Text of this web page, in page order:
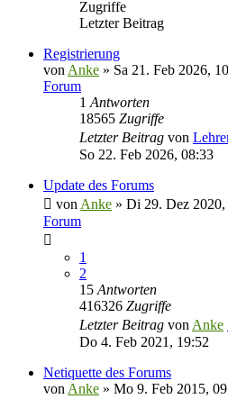
Zugriffe
Letzter Beitrag
Registrierung
von Anke » Sa 21. Feb 2026,
Forum
1 Antworten
18565 Zugriffe
Letzter Beitrag von
So 22. Feb 2026, 08:33
Update des Forums
von Anke » Di 29. Dez 2020,
Forum
1
2
15 Antworten
416326 Zugriffe
Letzter Beitrag von Anke
Do 4. Feb 2021, 19:52
Netiquette des Forums
von Anke » Mo 9. Feb 2015,